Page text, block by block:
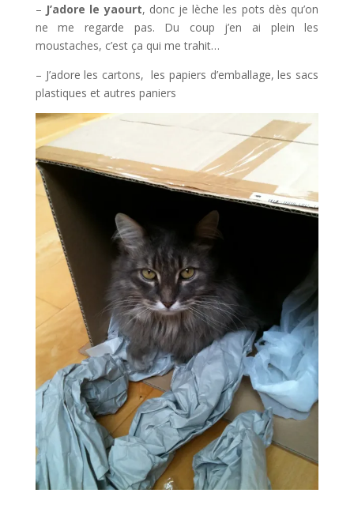
– J’adore le yaourt, donc je lèche les pots dès qu’on
ne me regarde pas. Du coup j’en ai plein les
moustaches, c’est ça qui me trahit…
– J’adore les cartons, les papiers d’emballage, les sacs
plastiques et autres paniers